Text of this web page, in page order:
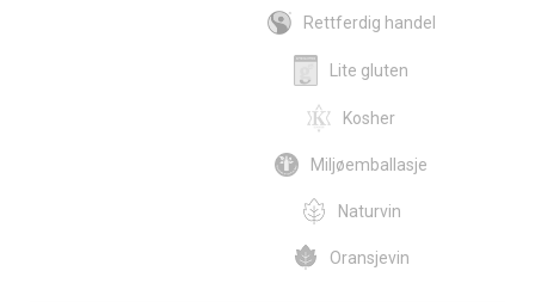
Rettferdig handel
Lite gluten
Kosher
Miljøemballasje
Naturvin
Oransjevin